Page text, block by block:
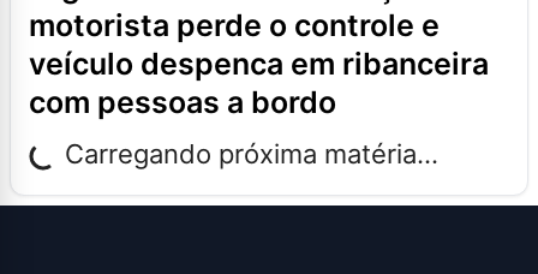
motorista perde o controle e
veículo despenca em ribanceira
com pessoas a bordo
Carregando próxima matéria...